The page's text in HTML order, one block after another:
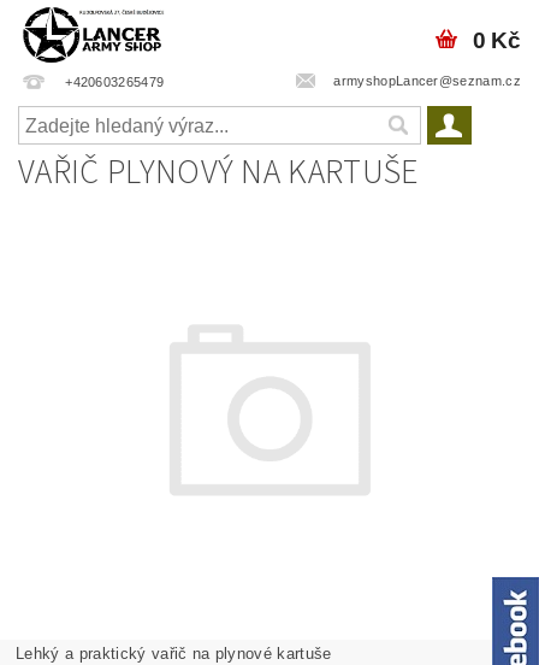
+420603265479 armyshopLancer@seznam.cz
0 Kč
VAŘIČ PLYNOVÝ NA KARTUŠE
Lehký a praktický vařič na plynové kartuše